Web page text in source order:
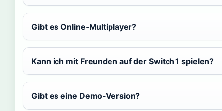
Gibt es Online‑Multiplayer?
Kann ich mit Freunden auf der Switch 1 spielen?
Gibt es eine Demo‑Version?